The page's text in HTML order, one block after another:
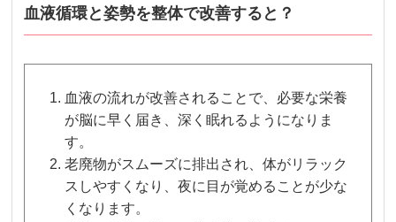
血液循環と姿勢を整体で改善すると？
血液の流れが改善されることで、必要な栄養
が脳に早く届き、深く眠れるようになりま
す。
老廃物がスムーズに排出され、体がリラック
スしやすくなり、夜に目が覚めることが少な
くなります。